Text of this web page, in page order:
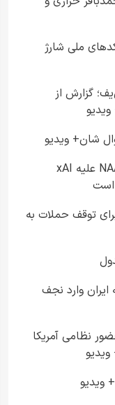
این کدهای ملی شارژ
گزارش از
شان+ ویدیو
وزارت دادگستری آمریکا: شکایت NAACP علیه xAI
است
توقف حملات به
وارد نجف
نظامی آمریکا
ویدیو